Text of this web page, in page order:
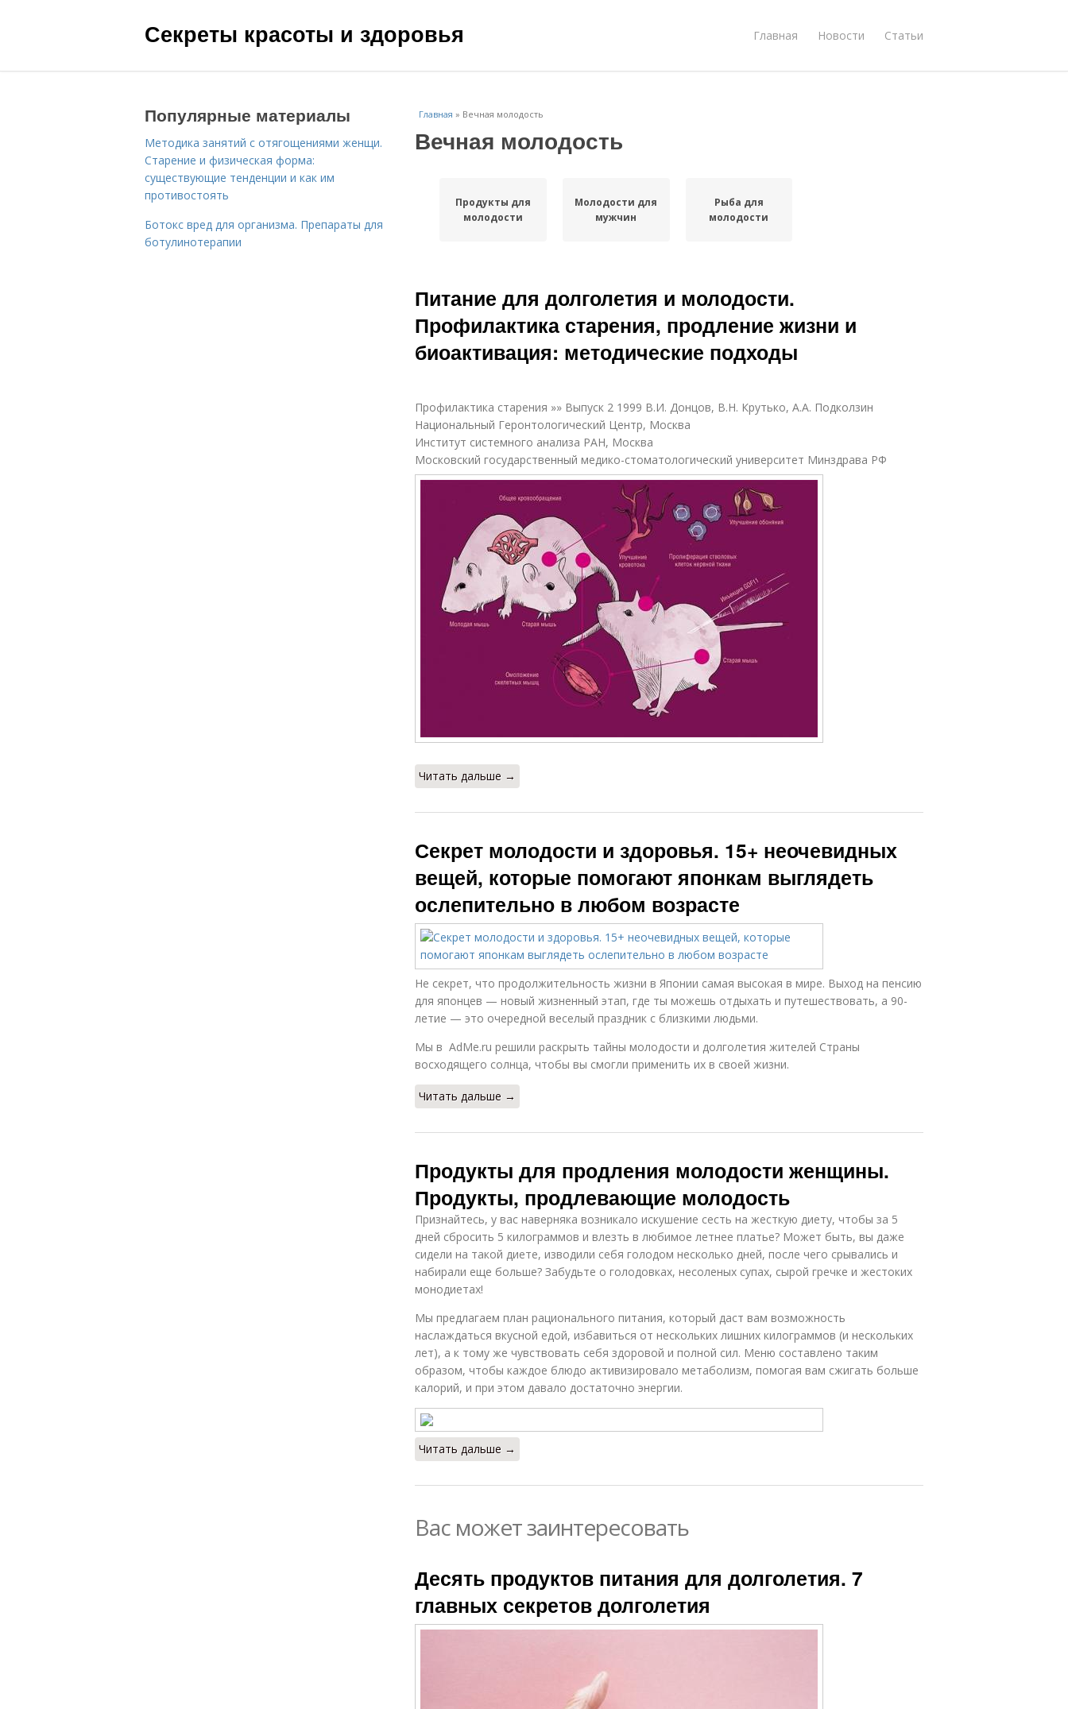
Секреты красоты и здоровья Главная Новости Статьи
Главная » Вечная молодость
Вечная молодость
Продукты для
молодости
Молодости для
мужчин
Рыба для
молодости
Питание для долголетия и молодости.
Профилактика старения, продление жизни и
биоактивация: методические подходы
Профилактика старения »» Выпуск 2 1999 В.И. Донцов, В.Н. Крутько, А.А. Подколзин
Национальный Геронтологический Центр, Москва
Институт системного анализа РАН, Москва
Московский государственный медико-стоматологический университет Минздрава РФ
Читать дальше →
Секрет молодости и здоровья. 15+ неочевидных
вещей, которые помогают японкам выглядеть
ослепительно в любом возрасте
Не секрет, что продолжительность жизни в Японии самая высокая в мире. Выход на пенсию
для японцев — новый жизненный этап, где ты можешь отдыхать и путешествовать, а 90-
летие — это очередной веселый праздник с близкими людьми.
Мы в AdMe.ru решили раскрыть тайны молодости и долголетия жителей Страны
восходящего солнца, чтобы вы смогли применить их в своей жизни.
Читать дальше →
Продукты для продления молодости женщины.
Продукты, продлевающие молодость
Признайтесь, у вас наверняка возникало искушение сесть на жесткую диету, чтобы за 5
дней сбросить 5 килограммов и влезть в любимое летнее платье? Может быть, вы даже
сидели на такой диете, изводили себя голодом несколько дней, после чего срывались и
набирали еще больше? Забудьте о голодовках, несоленых супах, сырой гречке и жестоких
монодиетах!
Мы предлагаем план рационального питания, который даст вам возможность
наслаждаться вкусной едой, избавиться от нескольких лишних килограммов (и нескольких
лет), а к тому же чувствовать себя здоровой и полной сил. Меню составлено таким
образом, чтобы каждое блюдо активизировало метаболизм, помогая вам сжигать больше
калорий, и при этом давало достаточно энергии.
Читать дальше →
Вас может заинтересовать
Десять продуктов питания для долголетия. 7
главных секретов долголетия
Популярные материалы
Методика занятий с отягощениями женщи.
Старение и физическая форма:
существующие тенденции и как им
противостоять
Ботокс вред для организма. Препараты для
ботулинотерапии